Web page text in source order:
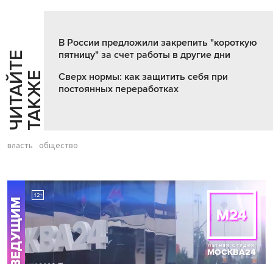
Ч
И
Т
АЙ
Т
Е
Т
А
К
ЖЕ
В России предложили закрепить "короткую
пятницу" за счет работы в другие дни
Сверх нормы: как защитить себя при
постоянных переработках
власть общество